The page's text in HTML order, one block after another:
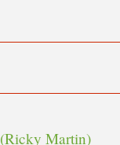
(Ricky Martin)